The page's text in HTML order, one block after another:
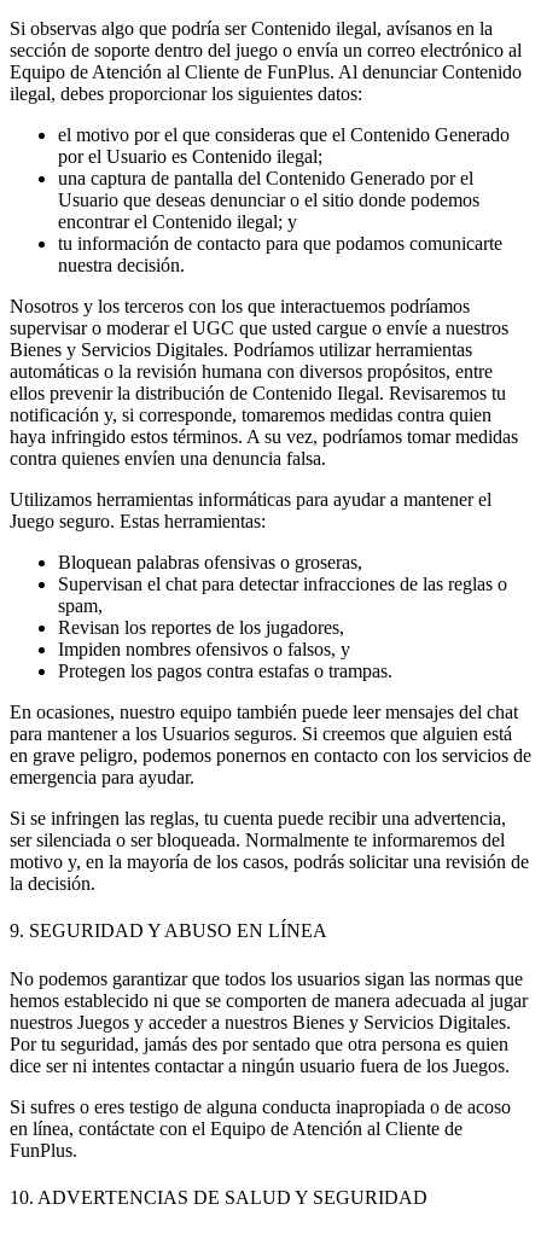
Si observas algo que podría ser Contenido ilegal, avísanos en la
sección de soporte dentro del juego o envía un correo electrónico al
Equipo de Atención al Cliente de FunPlus. Al denunciar Contenido
ilegal, debes proporcionar los siguientes datos:
el motivo por el que consideras que el Contenido Generado
por el Usuario es Contenido ilegal;
una captura de pantalla del Contenido Generado por el
Usuario que deseas denunciar o el sitio donde podemos
encontrar el Contenido ilegal; y
tu información de contacto para que podamos comunicarte
nuestra decisión.
Nosotros y los terceros con los que interactuemos podríamos
supervisar o moderar el UGC que usted cargue o envíe a nuestros
Bienes y Servicios Digitales. Podríamos utilizar herramientas
automáticas o la revisión humana con diversos propósitos, entre
ellos prevenir la distribución de Contenido Ilegal. Revisaremos tu
notificación y, si corresponde, tomaremos medidas contra quien
haya infringido estos términos. A su vez, podríamos tomar medidas
contra quienes envíen una denuncia falsa.
Utilizamos herramientas informáticas para ayudar a mantener el
Juego seguro. Estas herramientas:
Bloquean palabras ofensivas o groseras,
Supervisan el chat para detectar infracciones de las reglas o
spam,
Revisan los reportes de los jugadores,
Impiden nombres ofensivos o falsos, y
Protegen los pagos contra estafas o trampas.
En ocasiones, nuestro equipo también puede leer mensajes del chat
para mantener a los Usuarios seguros. Si creemos que alguien está
en grave peligro, podemos ponernos en contacto con los servicios de
emergencia para ayudar.
Si se infringen las reglas, tu cuenta puede recibir una advertencia,
ser silenciada o ser bloqueada. Normalmente te informaremos del
motivo y, en la mayoría de los casos, podrás solicitar una revisión de
la decisión.
9. SEGURIDAD Y ABUSO EN LÍNEA
No podemos garantizar que todos los usuarios sigan las normas que
hemos establecido ni que se comporten de manera adecuada al jugar
nuestros Juegos y acceder a nuestros Bienes y Servicios Digitales.
Por tu seguridad, jamás des por sentado que otra persona es quien
dice ser ni intentes contactar a ningún usuario fuera de los Juegos.
Si sufres o eres testigo de alguna conducta inapropiada o de acoso
en línea, contáctate con el Equipo de Atención al Cliente de
FunPlus.
10. ADVERTENCIAS DE SALUD Y SEGURIDAD